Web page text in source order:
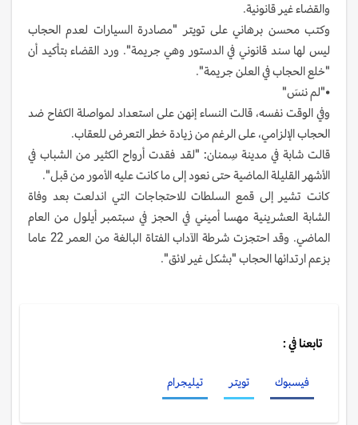
والقضاء غير قانونية.
وكتب محسن برهاني على تويتر "مصادرة السيارات لعدم الحجاب
ليس لها سند قانوني في الدستور وهي جريمة". ورد القضاء بتأكيد أن
"خلع الحجاب في العلن جريمة".
•"لم ننسَ"
وفي الوقت نفسه، قالت النساء إنهن على استعداد لمواصلة الكفاح ضد
الحجاب الإلزامي، على الرغم من زيادة خطر التعرض للعقاب.
قالت شابة في مدينة سِمنان: "لقد فقدت أرواح الكثير من الشباب في
الأشهر القليلة الماضية حتى نعود إلى ما كانت عليه الأمور من قبل".
كانت تشير إلى قمع السلطات للاحتجاجات التي اندلعت بعد وفاة
الشابة العشرينية مهسا أميني في الحجز في سبتمبر أيلول من العام
الماضي. وقد احتجزت شرطة الآداب الفتاة البالغة من العمر 22 عاما
بزعم ارتدائها الحجاب "بشكل غير لائق".
تابعنا في :
فيسبوك تويتر تيليجرام